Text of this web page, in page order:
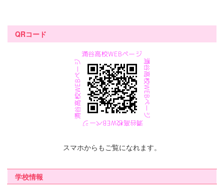
QRコード
スマホからもご覧になれます。
学校情報